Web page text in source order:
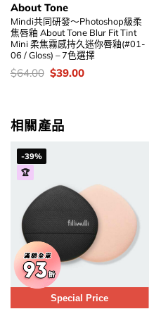
About Tone
Mindi共同研發～Photoshop級柔
焦唇釉 About Tone Blur Fit Tint
Mini 柔焦霧感持久迷你唇釉(#01-
06 / Gloss) – 7色選擇
價
錢：
$64.00 Original
price
$39.00Current
相關產品
-39%
🏆
Special Price